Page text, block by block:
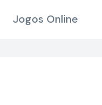
Jogos Online